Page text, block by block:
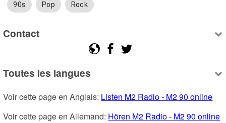
90s Pop Rock
Contact
Toutes les langues
Voir cette page en Anglais: Listen M2 Radio - M2 90 online
Voir cette page en Allemand: Hören M2 Radio - M2 90 online